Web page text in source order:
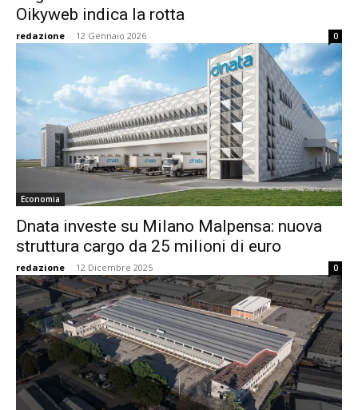
Oikyweb indica la rotta
redazione - 12 Gennaio 2026 0
Economia
Dnata investe su Milano Malpensa: nuova
struttura cargo da 25 milioni di euro
redazione - 12 Dicembre 2025 0